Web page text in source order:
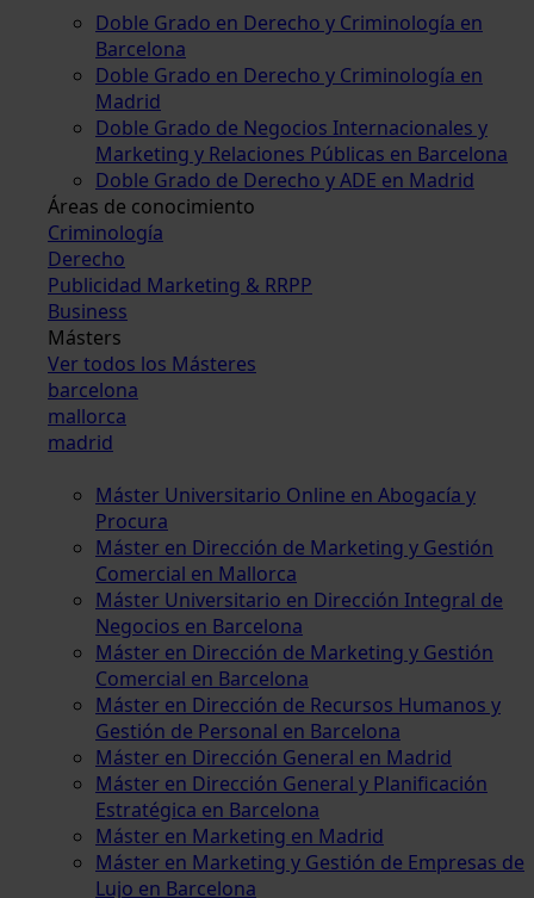
Doble Grado en Derecho y Criminología en
Barcelona
Doble Grado en Derecho y Criminología en
Madrid
Doble Grado de Negocios Internacionales y
Marketing y Relaciones Públicas en Barcelona
Doble Grado de Derecho y ADE en Madrid
Áreas de conocimiento
Criminología
Derecho
Publicidad Marketing & RRPP
Business
Másters
Ver todos los Másteres
barcelona
mallorca
madrid
Máster Universitario Online en Abogacía y
Procura
Máster en Dirección de Marketing y Gestión
Comercial en Mallorca
Máster Universitario en Dirección Integral de
Negocios en Barcelona
Máster en Dirección de Marketing y Gestión
Comercial en Barcelona
Máster en Dirección de Recursos Humanos y
Gestión de Personal en Barcelona
Máster en Dirección General en Madrid
Máster en Dirección General y Planificación
Estratégica en Barcelona
Máster en Marketing en Madrid
Máster en Marketing y Gestión de Empresas de
Lujo en Barcelona